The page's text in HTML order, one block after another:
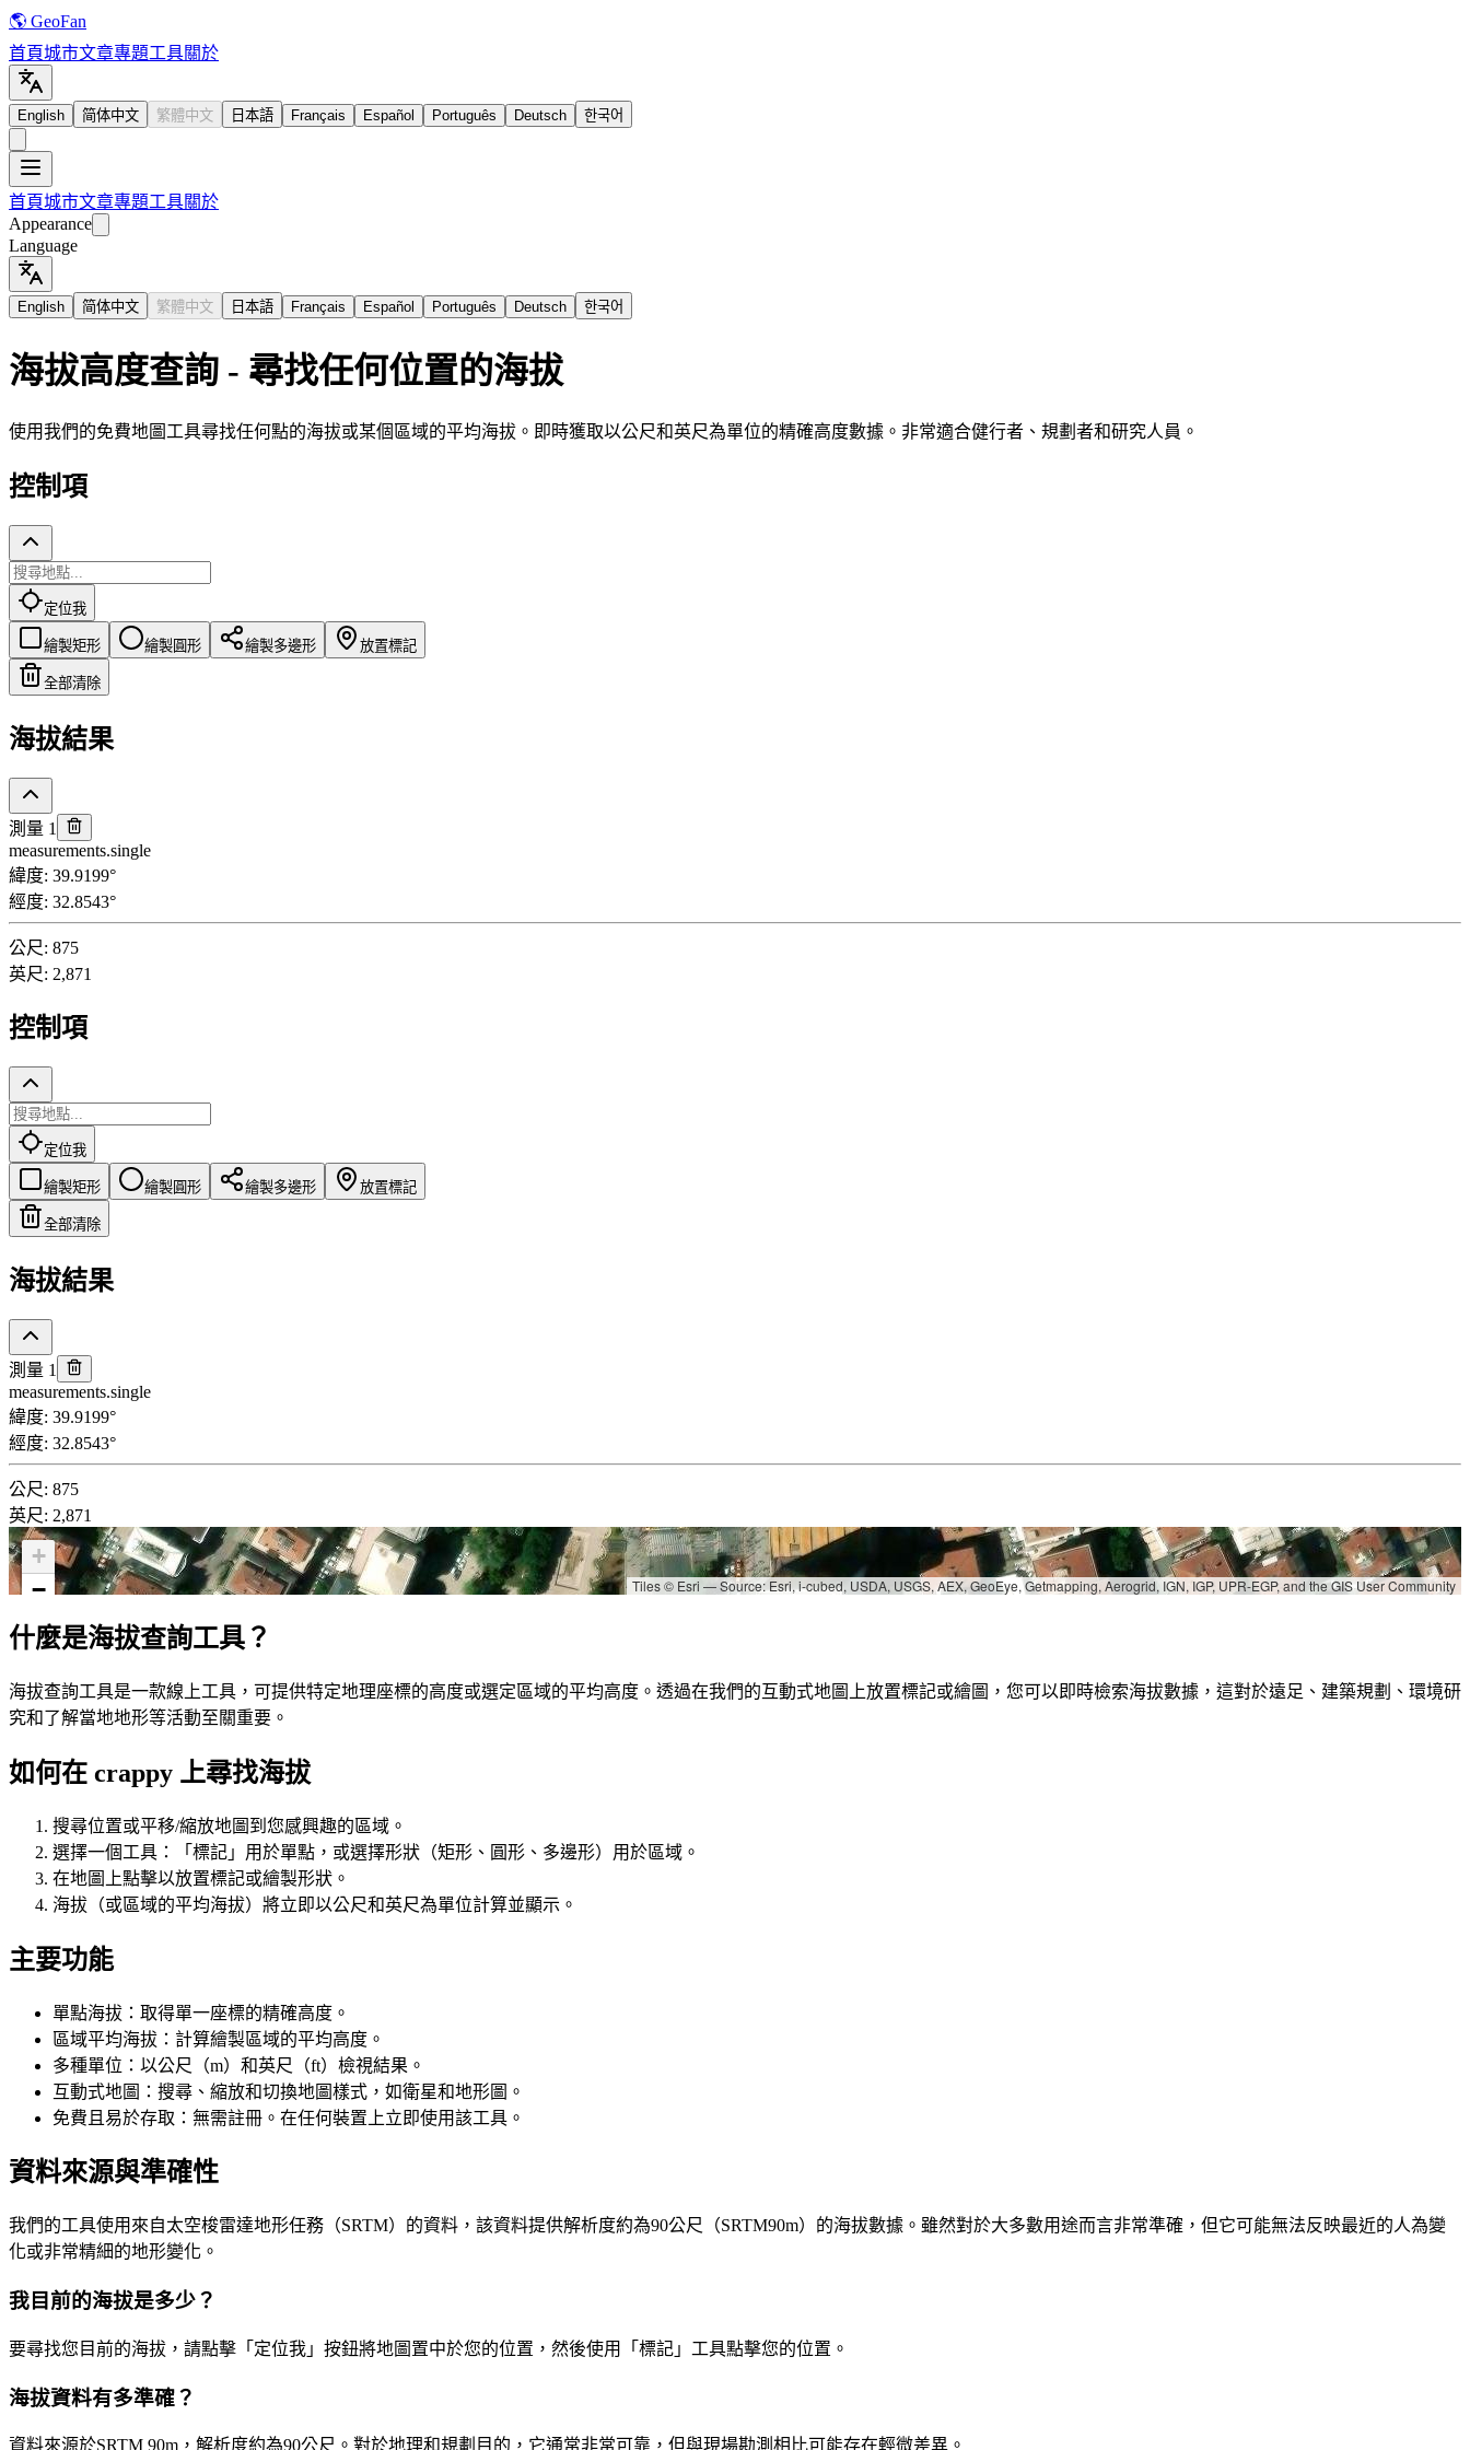
🌎 GeoFan
首頁城市文章專題工具關於
English 简体中文 繁體中文 日本語 Français Español Português Deutsch 한국어
首頁城市文章專題工具關於
Appearance
Language
English 简体中文 繁體中文 日本語 Français Español Português Deutsch 한국어
海拔高度查詢 - 尋找任何位置的海拔
使用我們的免費地圖工具尋找任何點的海拔或某個區域的平均海拔。即時獲取以公尺和英尺為單位的精確高度數據。非常適合健行者、規劃者和研究人員。
控制項
定位我
繪製矩形 繪製圓形 繪製多邊形 放置標記
全部清除
海拔結果
測量 1
measurements.single
緯度: 39.9199°
經度: 32.8543°
公尺: 875
英尺: 2,871
控制項
定位我
繪製矩形 繪製圓形 繪製多邊形 放置標記
全部清除
海拔結果
測量 1
measurements.single
緯度: 39.9199°
經度: 32.8543°
公尺: 875
英尺: 2,871
海拔:
公尺: 875
+
−
Tiles © Esri — Source: Esri, i-cubed, USDA, USGS, AEX, GeoEye, Getmapping, Aerogrid, IGN, IGP, UPR-EGP, and the GIS User Community
什麼是海拔查詢工具？
海拔查詢工具是一款線上工具，可提供特定地理座標的高度或選定區域的平均高度。透過在我們的互動式地圖上放置標記或繪圖，您可以即時檢索海拔數據，這對於遠足、建築規劃、環境研
究和了解當地地形等活動至關重要。
如何在 crappy 上尋找海拔
搜尋位置或平移/縮放地圖到您感興趣的區域。
選擇一個工具：「標記」用於單點，或選擇形狀（矩形、圓形、多邊形）用於區域。
在地圖上點擊以放置標記或繪製形狀。
海拔（或區域的平均海拔）將立即以公尺和英尺為單位計算並顯示。
主要功能
單點海拔：取得單一座標的精確高度。
區域平均海拔：計算繪製區域的平均高度。
多種單位：以公尺（m）和英尺（ft）檢視結果。
互動式地圖：搜尋、縮放和切換地圖樣式，如衛星和地形圖。
免費且易於存取：無需註冊。在任何裝置上立即使用該工具。
資料來源與準確性
我們的工具使用來自太空梭雷達地形任務（SRTM）的資料，該資料提供解析度約為90公尺（SRTM90m）的海拔數據。雖然對於大多數用途而言非常準確，但它可能無法反映最近的人為變
化或非常精細的地形變化。
我目前的海拔是多少？
要尋找您目前的海拔，請點擊「定位我」按鈕將地圖置中於您的位置，然後使用「標記」工具點擊您的位置。
海拔資料有多準確？
資料來源於SRTM 90m，解析度約為90公尺。對於地理和規劃目的，它通常非常可靠，但與現場勘測相比可能存在輕微差異。